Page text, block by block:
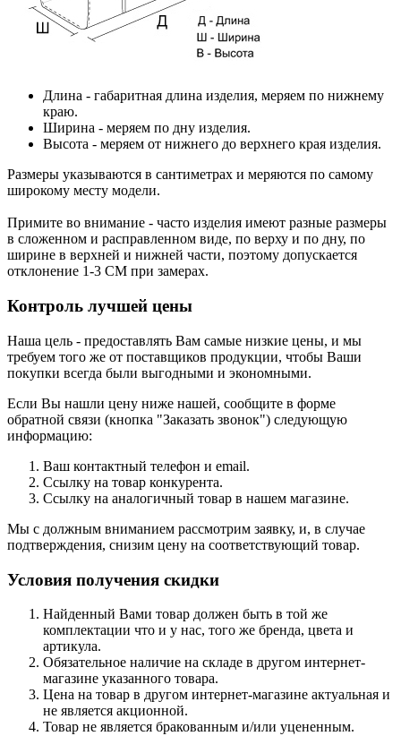
Длина - габаритная длина изделия, меряем по нижнему
краю.
Ширина - меряем по дну изделия.
Высота - меряем от нижнего до верхнего края изделия.
Размеры указываются в сантиметрах и меряются по самому
широкому месту модели.
Примите во внимание - часто изделия имеют разные размеры
в сложенном и расправленном виде, по верху и по дну, по
ширине в верхней и нижней части, поэтому допускается
отклонение 1-3 СМ при замерах.
Контроль лучшей цены
Наша цель - предоставлять Вам самые низкие цены, и мы
требуем того же от поставщиков продукции, чтобы Ваши
покупки всегда были выгодными и экономными.
Если Вы нашли цену ниже нашей, сообщите в форме
обратной связи (кнопка "Заказать звонок") следующую
информацию:
Ваш контактный телефон и email.
Ссылку на товар конкурента.
Ссылку на аналогичный товар в нашем магазине.
Мы с должным вниманием рассмотрим заявку, и, в случае
подтверждения, снизим цену на соответствующий товар.
Условия получения скидки
Найденный Вами товар должен быть в той же
комплектации что и у нас, того же бренда, цвета и
артикула.
Обязательное наличие на складе в другом интернет-
магазине указанного товара.
Цена на товар в другом интернет-магазине актуальная и
не является акционной.
Товар не является бракованным и/или уцененным.